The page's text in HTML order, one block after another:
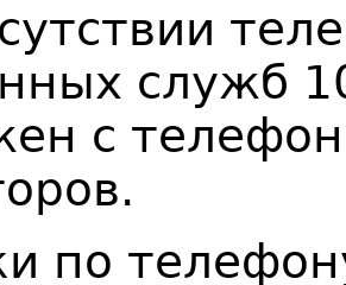
служб
с
по